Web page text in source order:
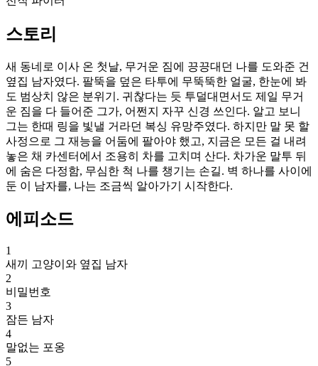
스토리
새 동네로 이사 온 첫날, 무거운 짐에 끙끙대던 나를 도와준 건
옆집 남자였다. 팔뚝을 덮은 타투에 무뚝뚝한 얼굴, 한눈에 봐
도 범상치 않은 분위기. 귀찮다는 듯 투덜대면서도 제일 무거
운 짐을 다 들어준 그가, 어쩐지 자꾸 신경 쓰인다. 알고 보니
그는 한때 링을 빛낼 거라던 복싱 유망주였다. 하지만 말 못 할
사정으로 그 재능을 어둠에 팔아야 했고, 지금은 모든 걸 내려
놓은 채 카센터에서 조용히 차를 고치며 산다. 차가운 말투 뒤
에 숨은 다정함, 무심한 척 나를 챙기는 손길. 벽 하나를 사이에
둔 이 남자를, 나는 조금씩 알아가기 시작한다.
에피소드
1
새끼 고양이와 옆집 남자
2
비밀번호
3
잠든 남자
4
말없는 포옹
5